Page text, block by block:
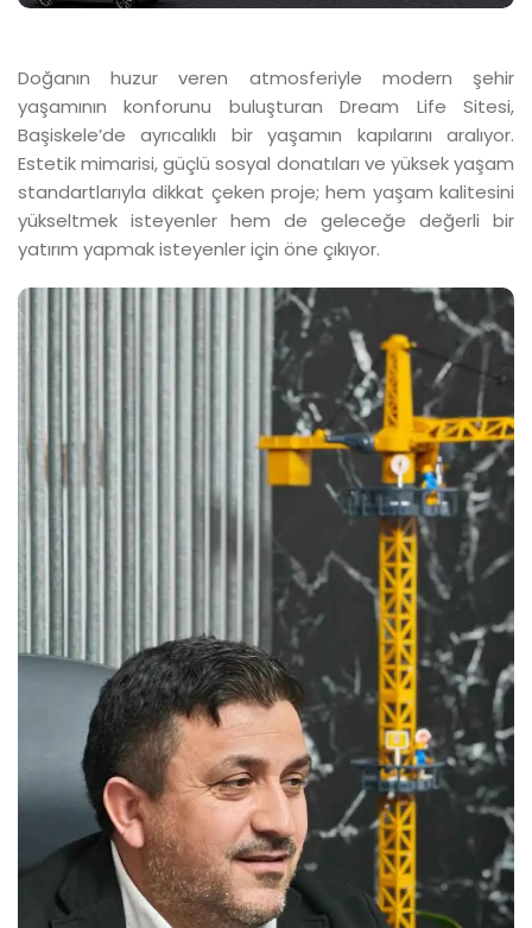
Doğanın huzur veren atmosferiyle modern şehir
yaşamının konforunu buluşturan Dream Life Sitesi,
Başiskele’de ayrıcalıklı bir yaşamın kapılarını aralıyor.
Estetik mimarisi, güçlü sosyal donatıları ve yüksek yaşam
standartlarıyla dikkat çeken proje; hem yaşam kalitesini
yükseltmek isteyenler hem de geleceğe değerli bir
yatırım yapmak isteyenler için öne çıkıyor.